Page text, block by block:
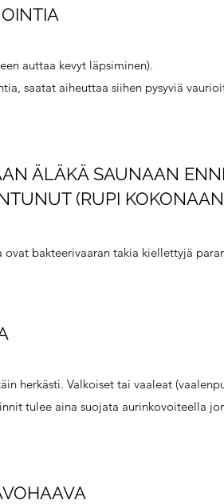
auttaa kevyt läpsiminen).
saatat aiheuttaa siihen pysyviä
ÄLÄKÄ SAUNAAN
(RUPI
ovat bakteerivaaran takia kiellettyjä
herkästi. Valkoiset tai vaaleat
tulee aina suojata aurinkovoiteella